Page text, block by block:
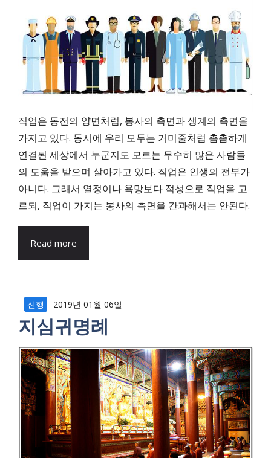
직업은 동전의 양면처럼, 봉사의 측면과 생계의 측면을
가지고 있다. 동시에 우리 모두는 거미줄처럼 촘촘하게
연결된 세상에서 누군지도 모르는 무수히 많은 사람들
의 도움을 받으며 살아가고 있다. 직업은 인생의 전부가
아니다. 그래서 열정이나 욕망보다 적성으로 직업을 고
르되, 직업이 가지는 봉사의 측면을 간과해서는 안된다.
Read more
신행 2019년 01월 06일
지심귀명례